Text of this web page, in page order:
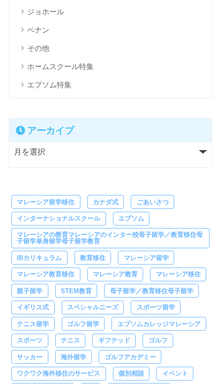
ジョホール
ペナン
その他
ホームスクール特集
エプソム特集
アーカイブ
マレーシア留学移住 カナダ式 ごあいさつ
インターナショナルスクール エプソム
マレーシアの教育マレーシアのインター校母子留学／教育移住母
子留学単身留学母子留学教育
IBカリキュラム 教育移住 マレーシア留学
マレーシア教育移住 マレーシア教育 マレーシア移住
親子留学 STEM教育 母子留学／教育移住母子留学
イギリス式 スペシャルニーズ スポーツ留学
テニス留学 ゴルフ留学 エプソムカレッジマレーシア
スポーツ テニス ギフテッド ゴルフ
サッカー 海外留学 ゴルフアカデミー
ワクワク海外移住のサービス 個別相談 イベント